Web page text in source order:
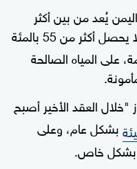
يُعد من بين أكثر
، حيث لا يحصل أكثر من 55 بالمئة
مليون نسمة، على المياه الصالحة
"خلال العقد الأخير أصبح
بشكل عام، وعلى
بشكل خاص.